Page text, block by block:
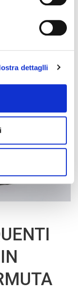
dettaglli
firma.
dopo la firma.